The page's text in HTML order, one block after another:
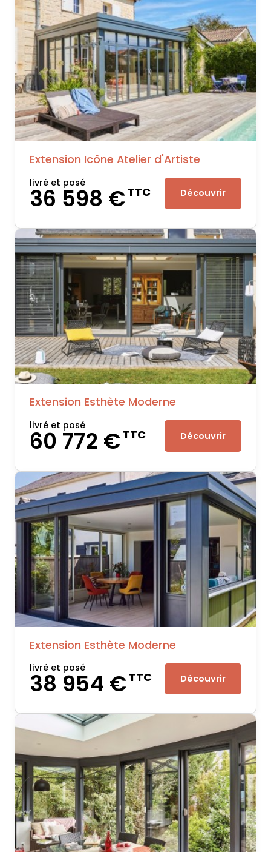
Extension Icône Atelier d'Artiste
livré et posé
36 598 €TTC Découvrir
Extension Esthète Moderne
livré et posé
60 772 €TTC Découvrir
Extension Esthète Moderne
livré et posé
38 954 €TTC Découvrir